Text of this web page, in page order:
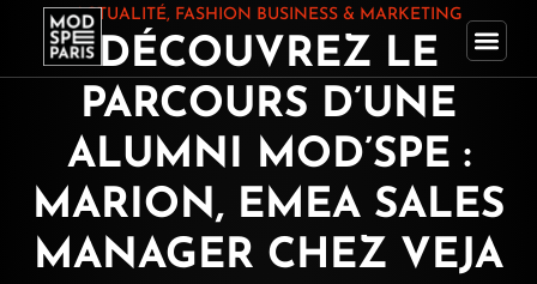
contenu
ACTUALITÉ, FASHION BUSINESS & MARKETING
DÉCOUVREZ LE
PARCOURS D’UNE
ALUMNI MOD’SPE :
MARION, EMEA SALES
MANAGER CHEZ VEJA